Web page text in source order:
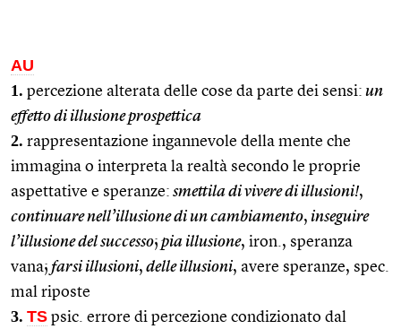
AU
1. percezione alterata delle cose da parte dei sensi: un
effetto di illusione prospettica
2. rappresentazione ingannevole della mente che
immagina o interpreta la realtà secondo le proprie
aspettative e speranze: smettila di vivere di illusioni!,
continuare nell’illusione di un cambiamento, inseguire
l’illusione del successo; pia illusione, iron., speranza
vana; farsi illusioni, delle illusioni, avere speranze, spec.
mal riposte
3. TS psic. errore di percezione condizionato dal